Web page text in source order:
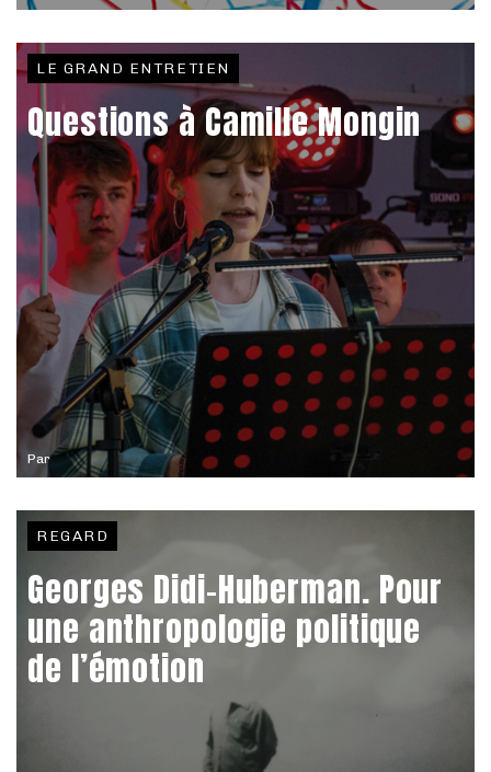
Par
LE GRAND ENTRETIEN
Questions à Camille Mongin
REGARD
Georges Didi-Huberman. Pour
une anthropologie politique
de l’émotion